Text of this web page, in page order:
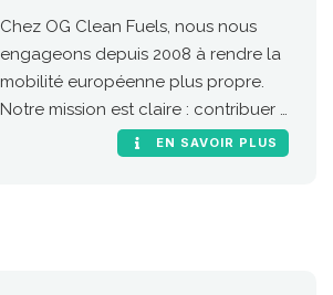
Chez OG Clean Fuels, nous nous
engageons depuis 2008 à rendre la
mobilité européenne plus propre.
Notre mission est claire : contribuer à
une mobilité durable en Europe en
EN SAVOIR PLUS